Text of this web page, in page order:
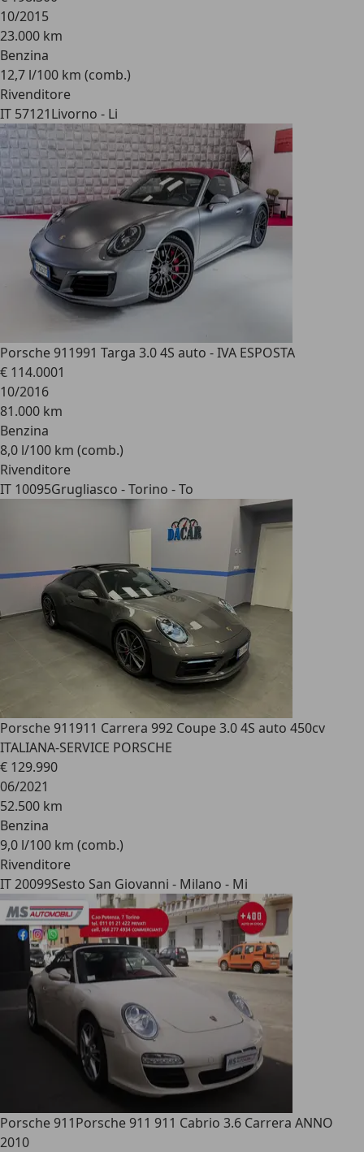
10/2015
23.000 km
Benzina
12,7 l/100 km (comb.)
Rivenditore
IT 57121Livorno - Li
Porsche 911991 Targa 3.0 4S auto - IVA ESPOSTA
€ 114.0001
10/2016
81.000 km
Benzina
8,0 l/100 km (comb.)
Rivenditore
IT 10095Grugliasco - Torino - To
Porsche 911911 Carrera 992 Coupe 3.0 4S auto 450cv
ITALIANA-SERVICE PORSCHE
€ 129.990
06/2021
52.500 km
Benzina
9,0 l/100 km (comb.)
Rivenditore
IT 20099Sesto San Giovanni - Milano - Mi
Porsche 911Porsche 911 911 Cabrio 3.6 Carrera ANNO
2010